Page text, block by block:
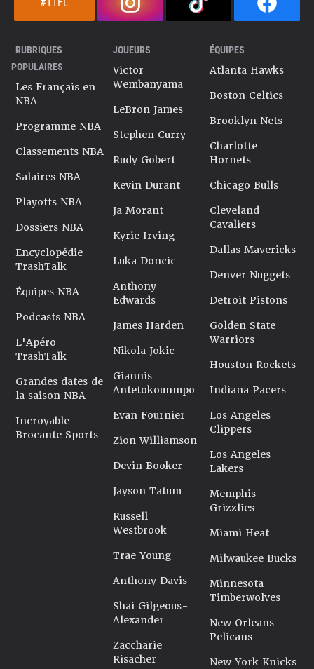
RUBRIQUES
POPULAIRES
Les Français en
NBA
Programme NBA
Classements NBA
Salaires NBA
Playoffs NBA
Dossiers NBA
Encyclopédie
TrashTalk
Équipes NBA
Podcasts NBA
L'Apéro
TrashTalk
Grandes dates de
la saison NBA
Incroyable
Brocante Sports
JOUEURS
Victor
Wembanyama
LeBron James
Stephen Curry
Rudy Gobert
Kevin Durant
Ja Morant
Kyrie Irving
Luka Doncic
Anthony
Edwards
James Harden
Nikola Jokic
Giannis
Antetokounmpo
Evan Fournier
Zion Williamson
Devin Booker
Jayson Tatum
Russell
Westbrook
Trae Young
Anthony Davis
Shai Gilgeous-
Alexander
Zaccharie
Risacher
ÉQUIPES
Atlanta Hawks
Boston Celtics
Brooklyn Nets
Charlotte
Hornets
Chicago Bulls
Cleveland
Cavaliers
Dallas Mavericks
Denver Nuggets
Detroit Pistons
Golden State
Warriors
Houston Rockets
Indiana Pacers
Los Angeles
Clippers
Los Angeles
Lakers
Memphis
Grizzlies
Miami Heat
Milwaukee Bucks
Minnesota
Timberwolves
New Orleans
Pelicans
New York Knicks